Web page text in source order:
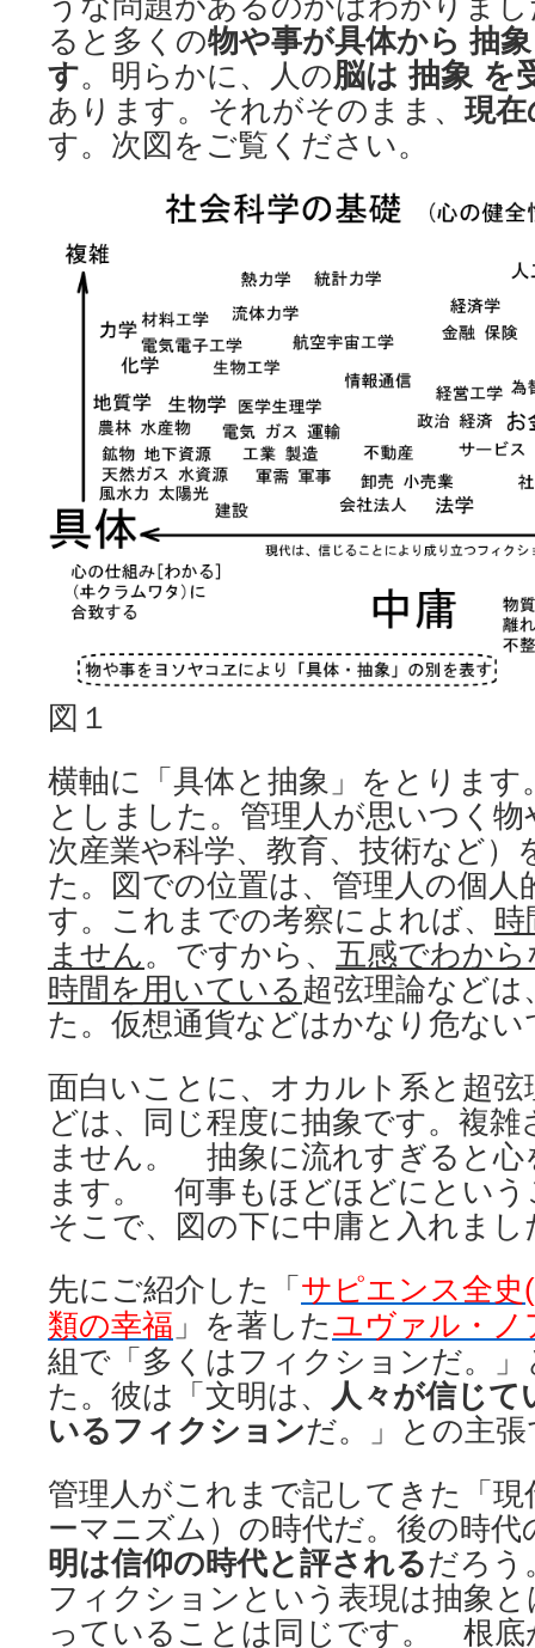
ると多くの物や事が具体から 抽
す。明らかに、人の脳は 抽象 を
あります。それがそのまま、 現在
す。次図をご覧ください。
図１
横軸に「具体と抽象」をとります
としました。管理人が思いつく
次産業や科学、教育、技術など）
た。図での位置は、管理人の個人
す。これまでの考察によれば、
ません 。ですから、 五感でわか
時間を用いている超弦理論などは
た。仮想通貨などはかなり危ない
面白いことに、オカルト系と超弦
どは、同じ程度に抽象です。複
ません。 抽象に流れすぎると心
ます。 何事もほどほどにという
そこで、図の下に中庸と入れまし
先にご紹介した「 サピエンス全史
類の幸福 」を著したユヴァル・ノ
組で「多くはフィクションだ。
た。彼は「文明は、
人々が信じて
いるフィクションだ。」との主
管理人がこれまで記してきた「
ーマニズム）の時代だ。後の時代
明は信仰の時代と評されるだろ
フィクションという表現は抽象
っていることは同じです。 根底